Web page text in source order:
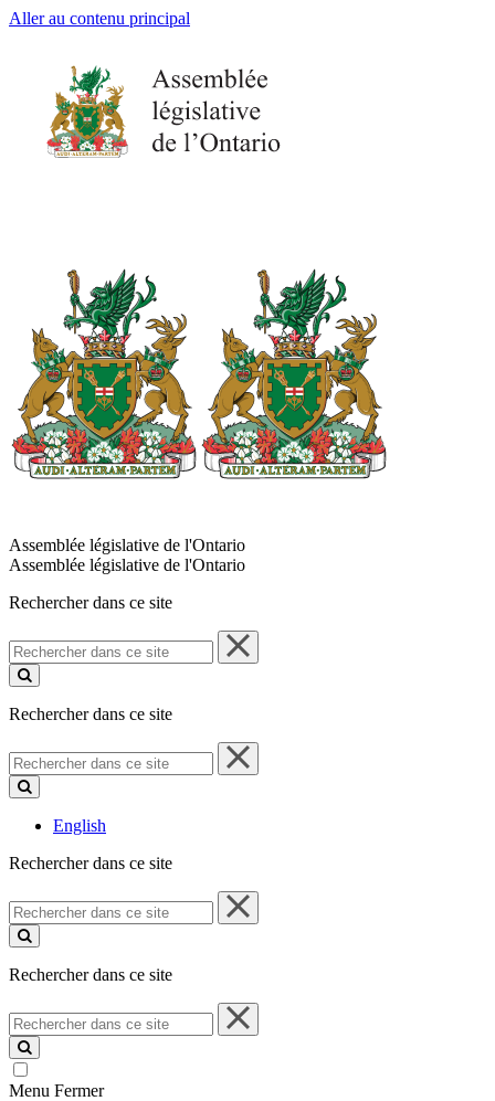
Aller au contenu principal
Assemblée législative de l'Ontario
Assemblée législative de l'Ontario
Rechercher dans ce site
Rechercher
dans
ce
Rechercher dans ce site
Rechercher
dans
ce
English
Rechercher dans ce site
Rechercher
dans
ce
Rechercher dans ce site
Rechercher
dans
ce
site
Menu Fermer